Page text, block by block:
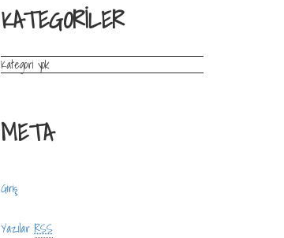
KATEGORILER
Kategori yok
META
Giriş
YazılarRSS